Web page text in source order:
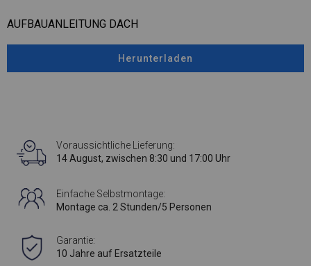
AUFBAUANLEITUNG DACH
Herunterladen
Voraussichtliche Lieferung:
14 August, zwischen 8:30 und 17:00 Uhr
Einfache Selbstmontage:
Montage ca. 2 Stunden/5 Personen
Garantie:
10 Jahre auf Ersatzteile